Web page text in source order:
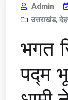
Admin
उत्तराखंड,
भगत
पद्म